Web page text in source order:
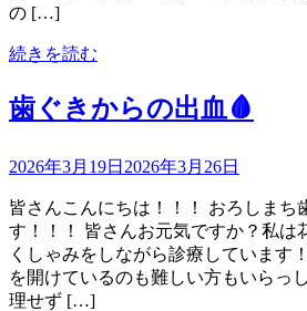
の […]
続きを読む
歯ぐきからの出血🩸
2026年3月19日 2026年3月26日
皆さんこんにちは！！！ おろしまち
す！！！ 皆さんお元気ですか？私は
くしゃみをしながら診療しています
を開けているのも難しい方もいらっ
理せず […]